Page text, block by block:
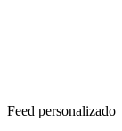
Feed personalizado